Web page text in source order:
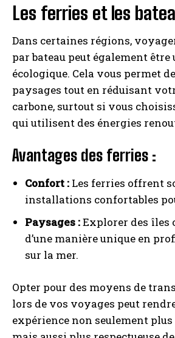
Les ferries et les
Dans certaines régions,
par bateau peut également
écologique. Cela vous permet
paysages tout en réduisant
carbone, surtout si vous
qui utilisent des énergies
Avantages des ferries :
Confort : Les ferries offrent
installations confortables
Paysages :Explorer des îles
d’une manière unique en
sur la mer.
Opter pour des moyens de
lors de vos voyages peut
expérience non seulement